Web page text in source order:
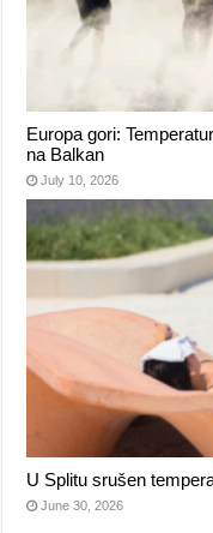
Europa gori:
na Balkan
July 10, 2026
U Splitu srušen
June 30, 2026